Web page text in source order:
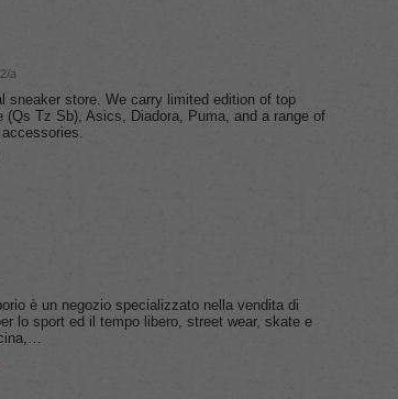
a
sneaker store. We carry limited edition of top
(Qs Tz Sb), Asics, Diadora, Puma, and a range of
è un negozio specializzato nella vendita di
lo sport ed il tempo libero, street wear, skate e